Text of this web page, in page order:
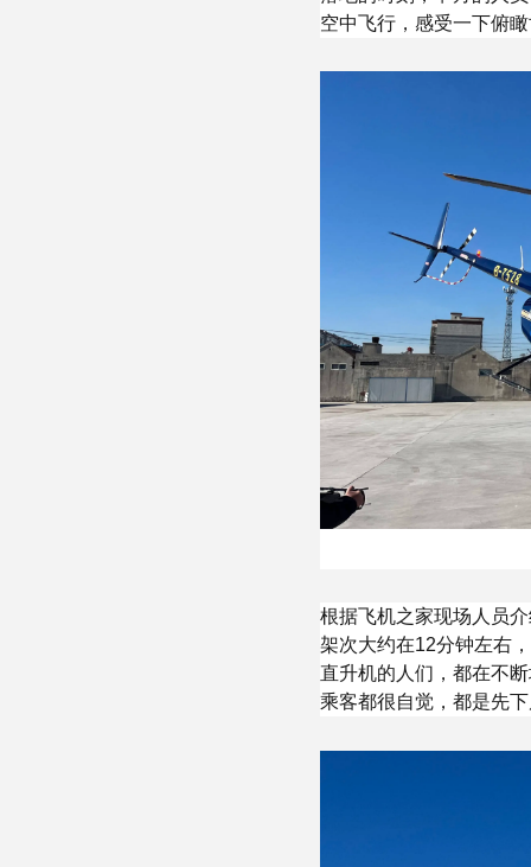
空中飞行，感受一下俯
根据飞机之家现场人员
架次大约在12分钟左右
直升机的人们，都在不
乘客都很自觉，都是先